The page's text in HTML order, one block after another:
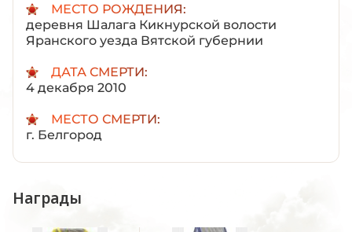
МЕСТО РОЖДЕНИЯ:
деревня Шалага Кикнурской волости
Яранского уезда Вятской губернии
ДАТА СМЕРТИ:
4 декабря 2010
МЕСТО СМЕРТИ:
г. Белгород
Награды